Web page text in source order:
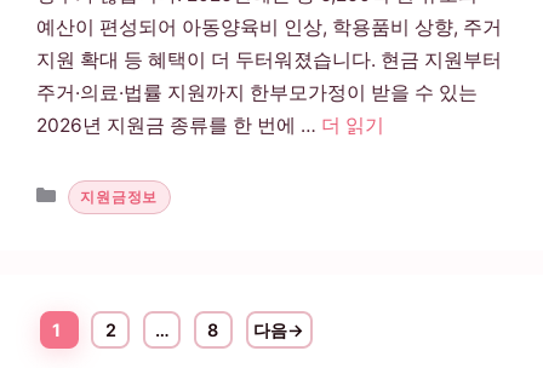
예산이 편성되어 아동양육비 인상, 학용품비 상향, 주거
지원 확대 등 혜택이 더 두터워졌습니다. 현금 지원부터
주거·의료·법률 지원까지 한부모가정이 받을 수 있는
2026년 지원금 종류를 한 번에 … 더 읽기
카테고리
지원금정보
페이지
1
페이지
2 …
페이지
8 다음→